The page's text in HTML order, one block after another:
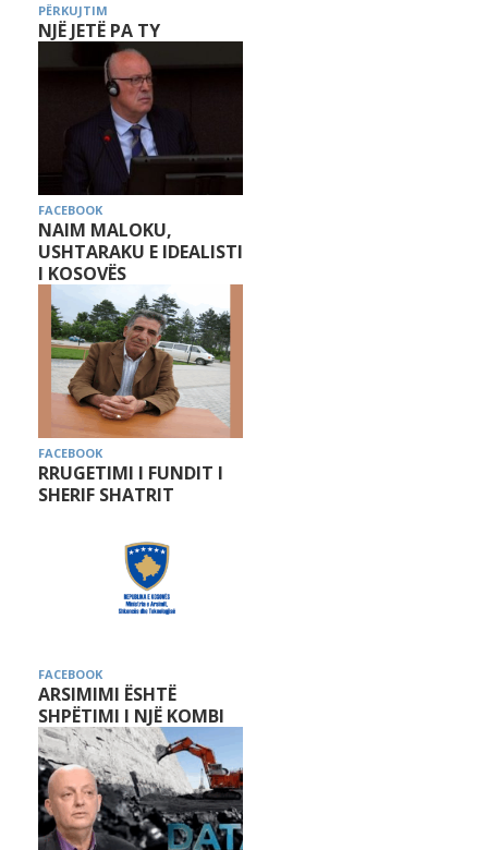
PËRKUJTIM
NJË JETË PA TY
FACEBOOK
NAIM MALOKU,
USHTARAKU E IDEALISTI
I KOSOVËS
FACEBOOK
RRUGETIMI I FUNDIT I
SHERIF SHATRIT
FACEBOOK
ARSIMIMI ËSHTË
SHPËTIMI I NJË KOMBI